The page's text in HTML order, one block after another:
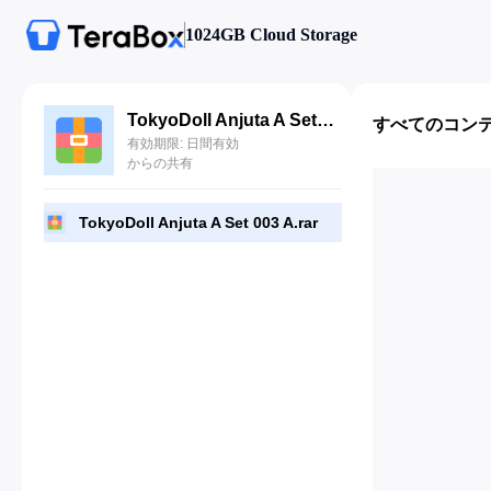
1024GB Cloud Storage
TokyoDoll Anjuta A Set 003 A.rar
有効期限: 日間有効
からの共有
TokyoDoll Anjuta A Set 003 A.rar
すべてのコン